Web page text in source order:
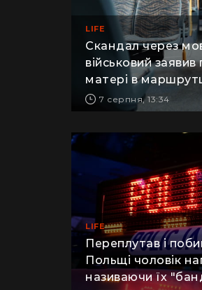
LIFE
Скандал через
військовий
матері в
7 серпня, 13:34
LIFE
Переплутав і
Польщі чоловік
називаючи їх